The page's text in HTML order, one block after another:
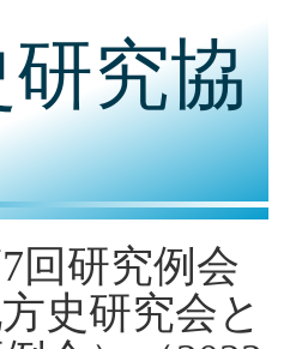
究協
回研究例会
史研究会と